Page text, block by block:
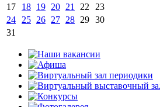
17
18 19 20 21 22
23
24
25 26 27 28 29 30
31